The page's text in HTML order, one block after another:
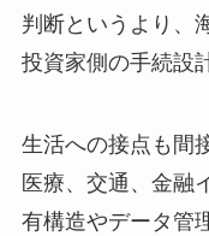
判断というより、
投資家側の手続設
生活への接点も間
医療、交通、金融
有構造やデータ管